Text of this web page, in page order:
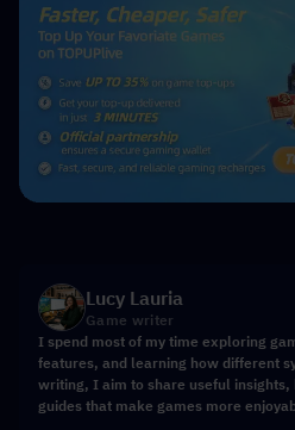
Lucy Lauria
Game writer
I spend most of my time exploring
features, and learning how different
writing, I aim to share useful
guides that make games more